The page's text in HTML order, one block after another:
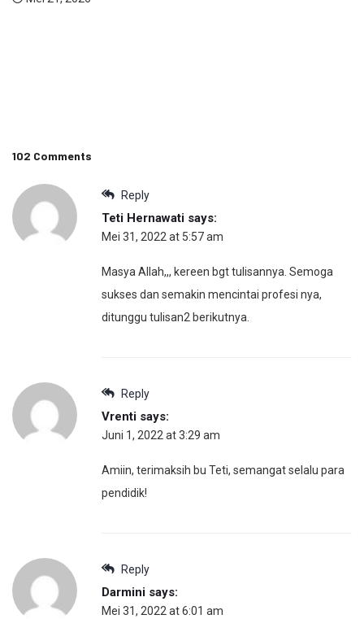
102 Comments
Reply
Teti Hernawati says:
Mei 31, 2022 at 5:57 am
Masya Allah,,, kereen bgt tulisannya. Semoga
sukses dan semakin mencintai profesi nya,
ditunggu tulisan2 berikutnya.
Reply
Vrenti says:
Juni 1, 2022 at 3:29 am
Amiin, terimaksih bu Teti, semangat selalu para
pendidik!
Reply
Darmini says:
Mei 31, 2022 at 6:01 am